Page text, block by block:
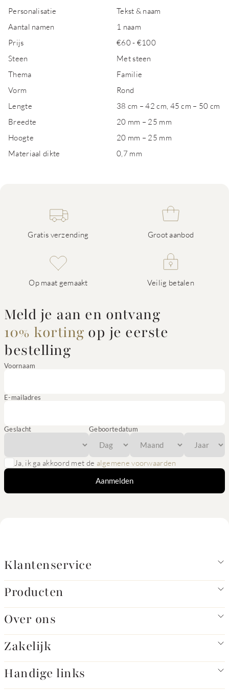
Personalisatie
Tekst & naam
Aantal namen
1 naam
Prijs
€60 - €100
Steen
Met steen
Thema
Familie
Vorm
Rond
Lengte
38 cm – 42 cm, 45 cm – 50 cm
Breedte
20 mm – 25 mm
Hoogte
20 mm – 25 mm
Materiaal dikte
0,7 mm
Gratis verzending Groot aanbod
Op maat gemaakt Veilig betalen
Meld je aan en ontvang
10% korting op je eerste
bestelling
Voornaam
E-mailadres
Geslacht Geboortedatum
Ja, ik ga akkoord met de algemene voorwaarden
Aanmelden
Klantenservice
Producten
Over ons
Zakelijk
Handige links